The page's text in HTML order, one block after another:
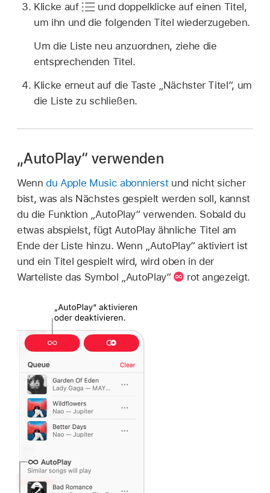
Klicke auf
und doppelklicke auf einen Titel,
um ihn und die folgenden Titel wiederzugeben.
Um die Liste neu anzuordnen, ziehe die
entsprechenden Titel.
Klicke erneut auf die Taste „Nächster Titel“, um
die Liste zu schließen.
„AutoPlay“ verwenden
Wenndu Apple Music abonnierstund nicht sicher
bist, was als Nächstes gespielt werden soll, kannst
du die Funktion „AutoPlay“ verwenden. Sobald du
etwas abspielst, fügt AutoPlay ähnliche Titel am
Ende der Liste hinzu. Wenn „AutoPlay“ aktiviert ist
und ein Titel gespielt wird, wird oben in der
Warteliste das Symbol „AutoPlay“
rot angezeigt.